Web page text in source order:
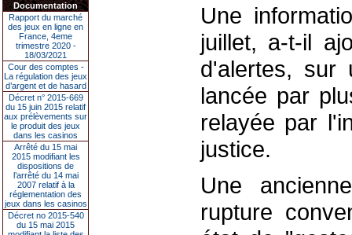
Documentation
Rapport du marché
des jeux en ligne en
France, 4eme
trimestre 2020 -
18/03/2021
Cour des comptes -
La régulation des jeux
d’argent et de hasard
Décret n° 2015-669
du 15 juin 2015 relatif
aux prélèvements sur
le produit des jeux
dans les casinos
Arrêté du 15 mai
2015 modifiant les
dispositions de
l’arrêté du 14 mai
2007 relatif à la
réglementation des
jeux dans les casinos
Décret no 2015-540
du 15 mai 2015
Une
juillet, a-t-il
d'alertes, sur
lancée par
relayée par
justice.
Une
rupture